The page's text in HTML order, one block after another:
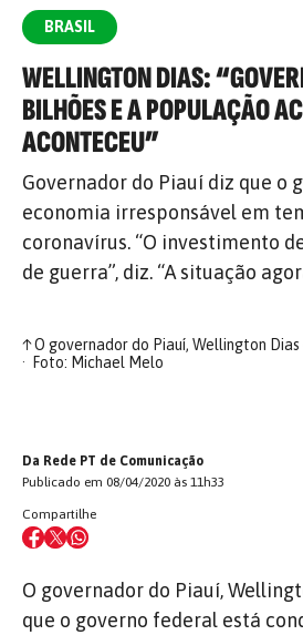
BRASIL
WELLINGTON DIAS:
BILHÕES E A POPULAÇÃO
ACONTECEU”
Governador do Piauí diz que o
economia irresponsável em
coronavírus. “O investimento
de guerra”, diz. “A situação
↑O governador do Piauí, Wellington Dias
Foto: Michael Melo
Da Rede PT de Comunicação
Publicado em 08/04/2020 às 11h33
Compartilhe
O governador do Piauí,
que o governo federal está